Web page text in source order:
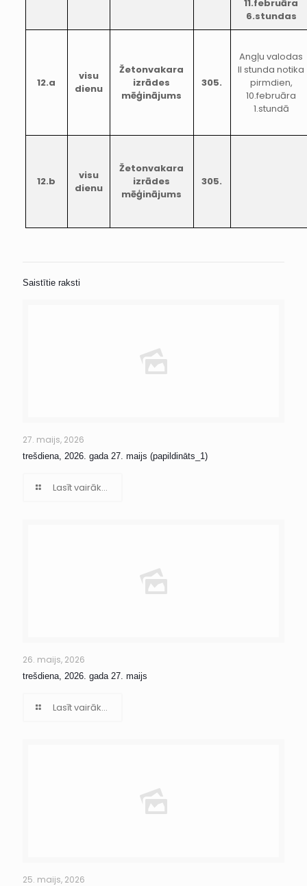
11.februāra
6.stundas
12.a
visu
dienu
Žetonvakara
izrādes
mēģinājums
305.
Angļu valodas
II stunda notika
pirmdien,
10.februāra
1.stundā
12.b
visu
dienu
Žetonvakara
izrādes
mēģinājums
305.
Saistītie raksti
27. maijs, 2026
trešdiena, 2026. gada 27. maijs (papildināts_1)
Lasīt vairāk...
26. maijs, 2026
trešdiena, 2026. gada 27. maijs
Lasīt vairāk...
25. maijs, 2026